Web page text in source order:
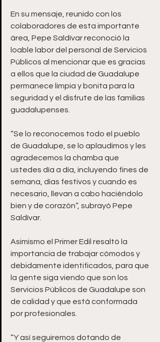
En su mensaje, reunido con los
colaboradores de esta importante
área, Pepe Saldívar reconoció la
loable labor del personal de Servicios
Públicos al mencionar que es gracias
a ellos que la ciudad de Guadalupe
permanece limpia y bonita para la
seguridad y el disfrute de las familias
guadalupenses.
“Se lo reconocemos todo el pueblo
de Guadalupe, se lo aplaudimos y les
agradecemos la chamba que
ustedes día a día, incluyendo fines de
semana, días festivos y cuando es
necesario, llevan a cabo haciéndolo
bien y de corazón”, subrayó Pepe
Saldívar.
Asimismo el Primer Edil resaltó la
importancia de trabajar cómodos y
debidamente identificados, para que
la gente siga viendo que son los
Servicios Públicos de Guadalupe son
de calidad y que está conformada
por profesionales.
“Y así seguiremos dotando de